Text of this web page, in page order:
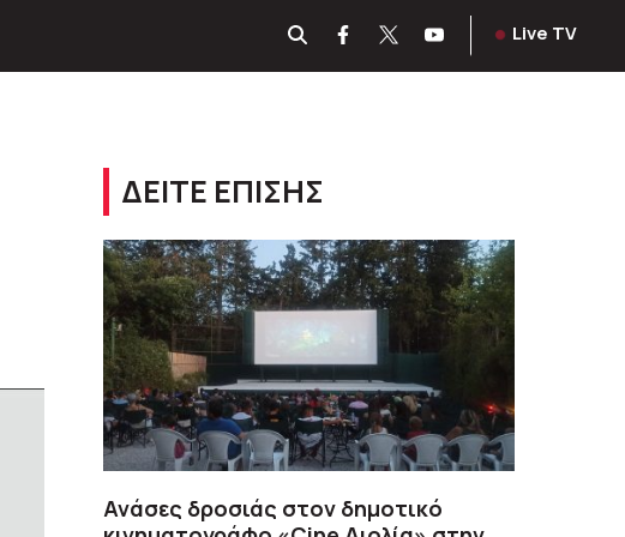
Live TV
ΔΕΙΤΕ ΕΠΙΣΗΣ
Ανάσες δροσιάς στον δημοτικό